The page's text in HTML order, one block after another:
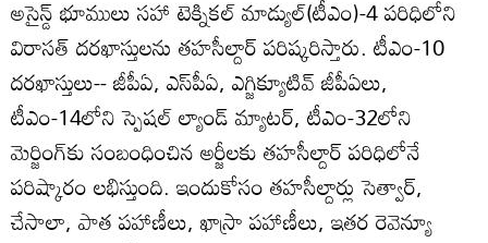
అసైన్డ్‌ భూములు సహా టెక్నికల్‌ మాడ్యుల్‌(టీఎం)-4 పరిధిలోని
విరాసత్‌ దరఖాస్తులను తహసీల్దార్‌ పరిష్కరిస్తారు. టీఎం-10
దరఖాస్తులు-- జీపీఏ, ఎస్‌పీఏ, ఎగ్జిక్యూటివ్‌ జీపీఏలు,
టీఎం-14లోని స్పెషల్‌ ల్యాండ్‌ మ్యాటర్‌, టీఎం-32లోని
మెర్జింగ్‌కు సంబంధించిన అర్జీలకు తహసీల్దార్‌ పరిధిలోనే
పరిష్కారం లభిస్తుంది. ఇందుకోసం తహసీల్దార్లు సెత్వార్‌,
చేసాలా, పాత పహాణీలు, ఖాస్రా పహాణీలు, ఇతర రెవెన్యూ